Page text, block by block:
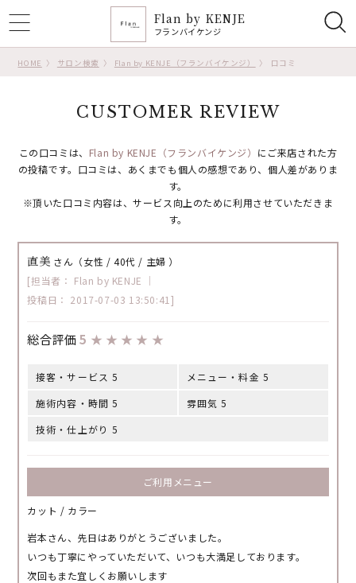
HOME サロン検索 Flan by KENJE（フランバイケンジ） 口コミ
Flan by KENJE
フランバイケンジ
CUSTOMER REVIEW
この口コミは、 Flan by KENJE（フランバイケンジ） にご来店された方
の投稿です。 口コミは、あくまでも個人の感想であり、個人差がありま
す。
※頂いた口コミ内容は、サービス向上のために利用させていただきま
す。
直美 さん（女性 / 40代 / 主婦 ）
[担当者： Flan by KENJE ｜
投稿日： 2017-07-03 13:50:41]
総合評価5 ★ ★ ★ ★ ★
接客・サービス 5
メニュー・料金 5
施術内容・時間 5
雰囲気 5
技術・仕上がり 5
ご利用メニュー
カット / カラー
岩本さん、先日はありがとうございました。
いつも丁寧にやっていただいて、いつも大満足しております。
次回もまた宜しくお願いします